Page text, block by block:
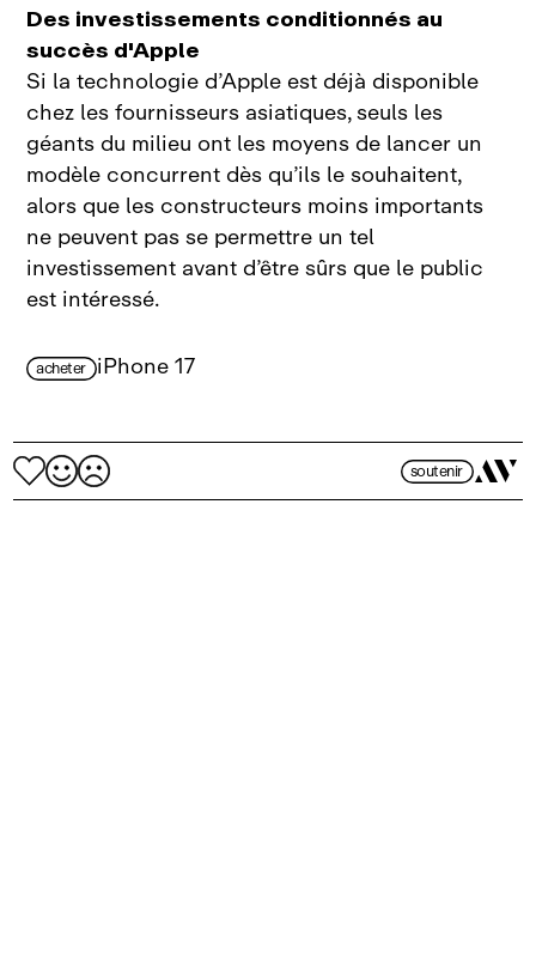
Des investissements conditionnés au
succès d'Apple
Si la technologie d’Apple est déjà disponible
chez les fournisseurs asiatiques, seuls les
géants du milieu ont les moyens de lancer un
modèle concurrent dès qu’ils le souhaitent,
alors que les constructeurs moins importants
ne peuvent pas se permettre un tel
investissement avant d’être sûrs que le public
est intéressé.
acheter iPhone 17
soutenir